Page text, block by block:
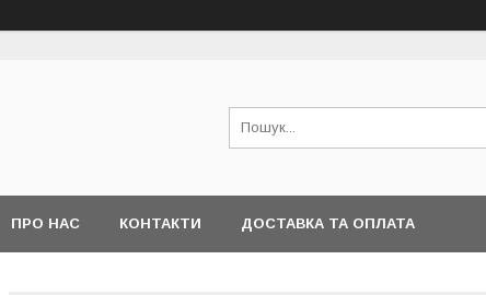
ПРО НАС КОНТАКТИ ДОСТАВКА ТА ОПЛАТА